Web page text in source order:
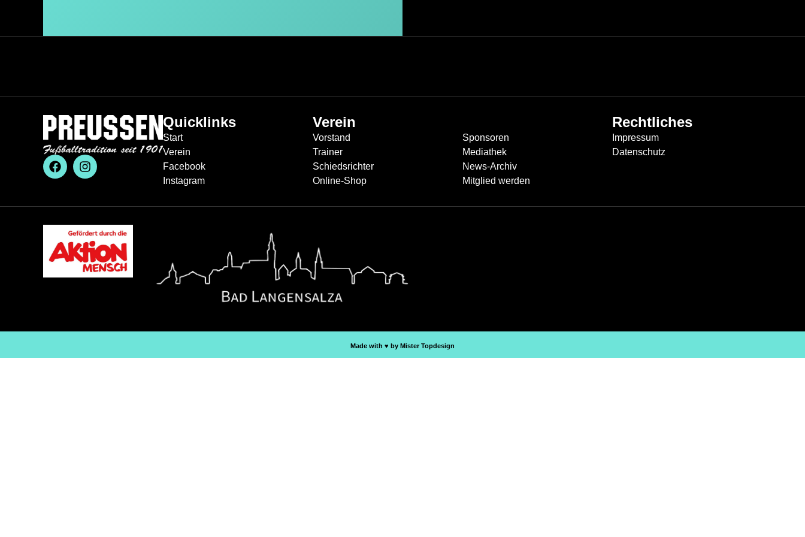
Quicklinks
Start
Verein
Facebook
Instagram
Verein
Vorstand
Trainer
Schiedsrichter
Online-Shop
Sponsoren
Mediathek
News-Archiv
Mitglied werden
Rechtliches
Impressum
Datenschutz
Made with ♥︎ by Mister Topdesign